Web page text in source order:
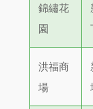
錦繡花
園
洪福商
場